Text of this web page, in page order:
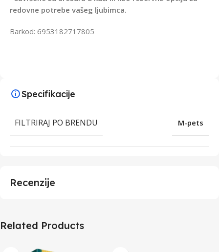
redovne potrebe vašeg ljubimca.
Barkod: 6953182717805
Specifikacije
FILTRIRAJ PO BRENDU M-pets
Recenzije
Related Products